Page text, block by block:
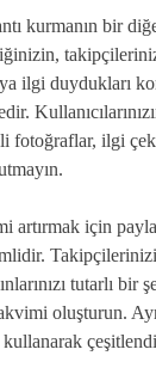
kurmanın bir
ilgi duydukları
fotoğraflar, ilgi
artırmak için
tutarlı bir
oluşturun.